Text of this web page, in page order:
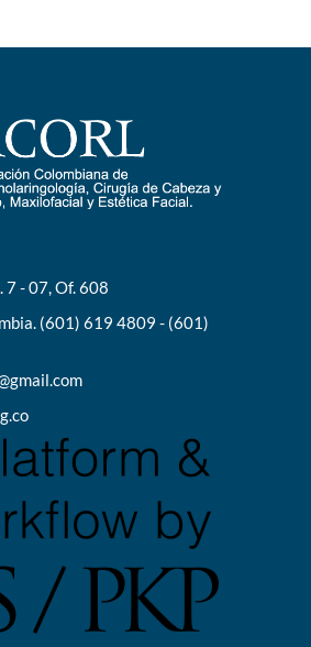
7 - 07, Of. 608
(601) 619 4809 - (601)